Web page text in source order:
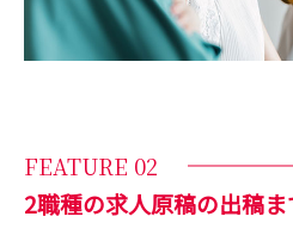
FEATURE 02
2職種の求人原稿の出稿